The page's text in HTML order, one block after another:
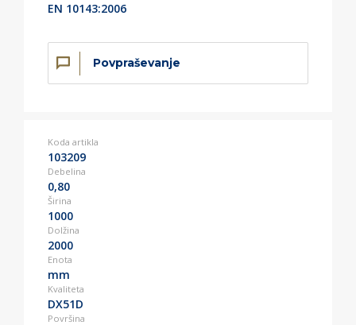
EN 10143:2006
Povpraševanje
Koda artikla
103209
Debelina
0,80
Širina
1000
Dolžina
2000
Enota
mm
Kvaliteta
DX51D
Površina